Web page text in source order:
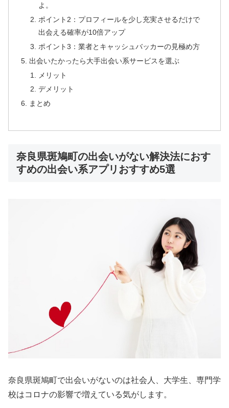
よ。
ポイント2：プロフィールを少し充実させるだけで
出会える確率が10倍アップ
ポイント3：業者とキャッシュバッカーの見極め方
出会いたかったら大手出会い系サービスを選ぶ
メリット
デメリット
まとめ
奈良県斑鳩町の出会いがない解決法におす
すめの出会い系アプリおすすめ5選
奈良県斑鳩町で出会いがないのは社会人、大学生、専門学
校はコロナの影響で増えている気がします。